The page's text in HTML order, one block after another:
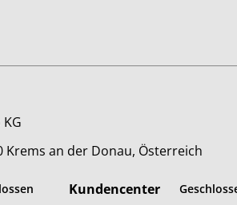
Krems an der Donau, Österreich
Kundencenter